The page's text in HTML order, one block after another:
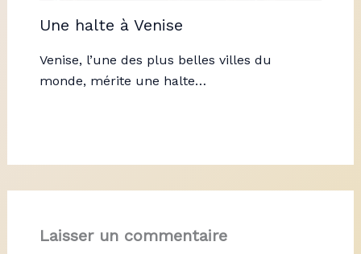
Une halte à Venise
Venise, l’une des plus belles villes du
monde, mérite une halte…
Laisser un commentaire